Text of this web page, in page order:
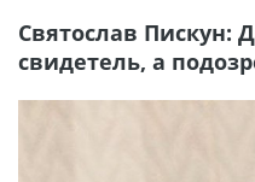
Святослав Пискун:
свидетель, а